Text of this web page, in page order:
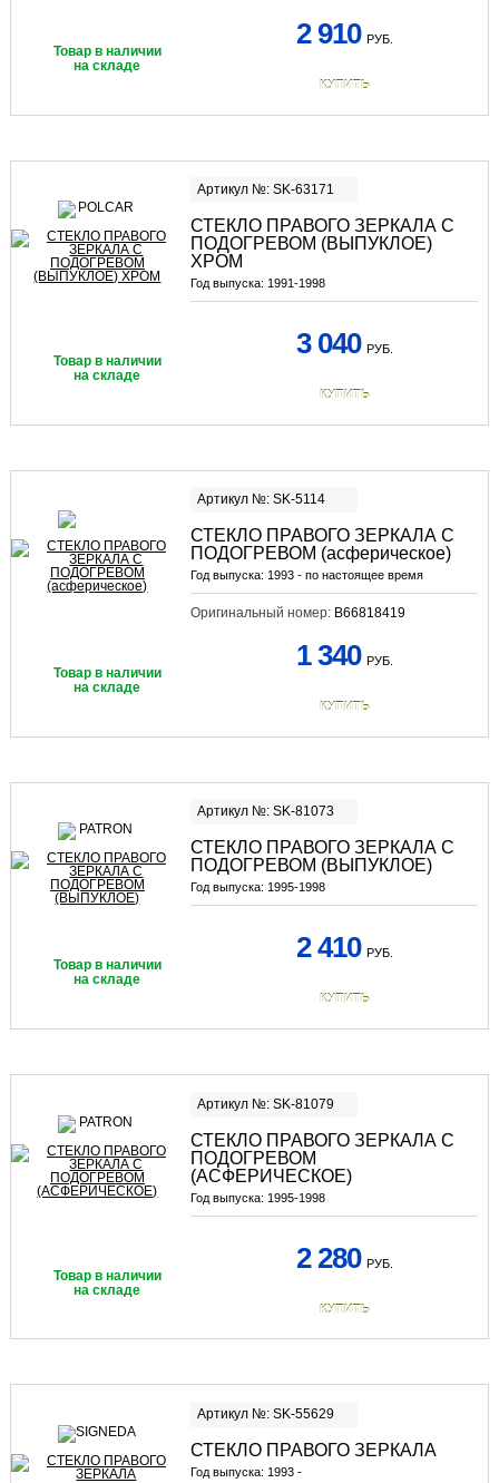
Товар в наличии
на складе
2 910 РУБ.
КУПИТЬ
Артикул №: SK-63171
СТЕКЛО ПРАВОГО ЗЕРКАЛА С
ПОДОГРЕВОМ (ВЫПУКЛОЕ)
ХРОМ
Год выпуска: 1991-1998
Товар в наличии
на складе
3 040 РУБ.
КУПИТЬ
Артикул №: SK-5114
СТЕКЛО ПРАВОГО ЗЕРКАЛА С
ПОДОГРЕВОМ (асферическое)
Год выпуска: 1993 - по настоящее время
Оригинальный номер: B66818419
Товар в наличии
на складе
1 340 РУБ.
КУПИТЬ
Артикул №: SK-81073
СТЕКЛО ПРАВОГО ЗЕРКАЛА С
ПОДОГРЕВОМ (ВЫПУКЛОЕ)
Год выпуска: 1995-1998
Товар в наличии
на складе
2 410 РУБ.
КУПИТЬ
Артикул №: SK-81079
СТЕКЛО ПРАВОГО ЗЕРКАЛА С
ПОДОГРЕВОМ
(АСФЕРИЧЕСКОЕ)
Год выпуска: 1995-1998
Товар в наличии
на складе
2 280 РУБ.
КУПИТЬ
Артикул №: SK-55629
СТЕКЛО ПРАВОГО ЗЕРКАЛА
Год выпуска: 1993 -